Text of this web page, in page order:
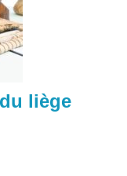
liège